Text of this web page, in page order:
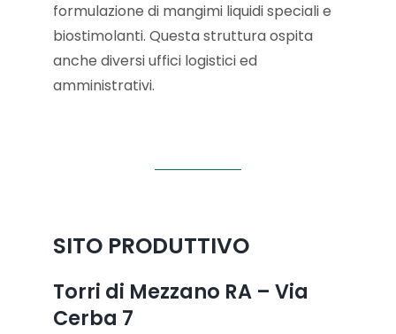
formulazione di mangimi liquidi speciali e
biostimolanti. Questa struttura ospita
anche diversi uffici logistici ed
amministrativi.
SITO PRODUTTIVO
Torri di Mezzano RA – Via
Cerba 7